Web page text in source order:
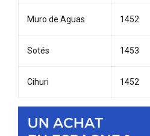
Muro de Aguas 1452
Sotés 1453
Cihuri 1452